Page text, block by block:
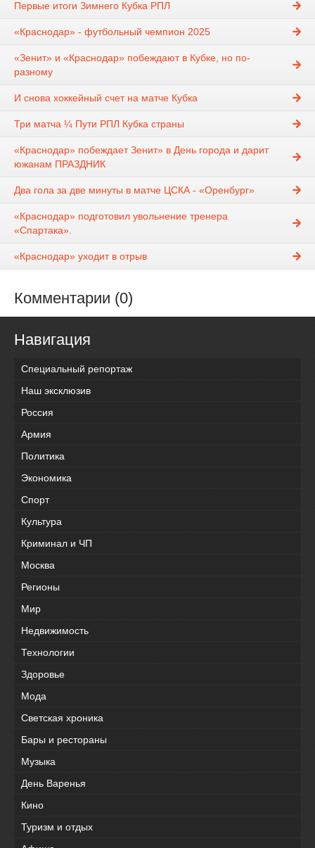
Первые итоги Зимнего Кубка РПЛ
«Краснодар» - футбольный чемпион 2025
«Зенит» и «Краснодар» побеждают в Кубке, но по-
разному
И снова хоккейный счет на матче Кубка
Три матча ¼ Пути РПЛ Кубка страны
«Краснодар» побеждает Зенит» в День города и дарит
южанам ПРАЗДНИК
Два гола за две минуты в матче ЦСКА - «Оренбург»
«Краснодар» подготовил увольнение тренера
«Спартака».
«Краснодар» уходит в отрыв
Комментарии (0)
Навигация
Специальный репортаж
Наш эксклюзив
Россия
Армия
Политика
Экономика
Спорт
Культура
Криминал и ЧП
Москва
Регионы
Мир
Недвижимость
Технологии
Здоровье
Мода
Светская хроника
Бары и рестораны
Музыка
День Варенья
Кино
Туризм и отдых